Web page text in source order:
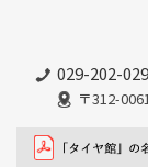
のプロが状態を
ます。029-202-
〒312-